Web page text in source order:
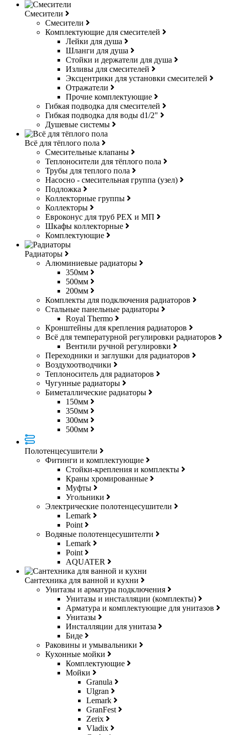
Смесители
Смесители
Комплектующие для смесителей
Лейки для душа
Шланги для душа
Стойки и держатели для душа
Изливы для смесителей
Эксцентрики для установки смесителей
Отражатели
Прочие комплектующие
Гибкая подводка для смесителей
Гибкая подводка для воды d1/2"
Душевые системы
Всё для тёплого пола
Смесительные клапаны
Теплоносители для тёплого пола
Трубы для теплого пола
Насосно - смесительная группа (узел)
Подложка
Коллекторные группы
Коллекторы
Евроконус для труб РЕХ и МП
Шкафы коллекторные
Комплектующие
Радиаторы
Алюминиевые радиаторы
350мм
500мм
200мм
Комплекты для подключения радиаторов
Стальные панельные радиаторы
Royal Thermo
Кронштейны для крепления радиаторов
Всё для температурной регулировки радиаторов
Вентили ручной регулировки
Переходники и заглушки для радиаторов
Воздухоотводчики
Теплоноситель для радиаторов
Чугунные радиаторы
Биметаллические радиаторы
150мм
350мм
300мм
500мм
Полотенцесушители
Фитинги и комплектующие
Стойки-крепления и комплекты
Краны хромированные
Муфты
Угольники
Электрические полотенцесушители
Lemark
Point
Водяные полотенцесушителти
Lemark
Point
AQUATER
Сантехника для ванной и кухни
Унитазы и арматура подключения
Унитазы и инсталляции (комплекты)
Арматура и комплектующие для унитазов
Унитазы
Инсталляции для унитаза
Биде
Раковины и умывальники
Кухонные мойки
Комплектующие
Мойки
Granula
Ulgran
Lemark
GranFest
Zerix
Vladix